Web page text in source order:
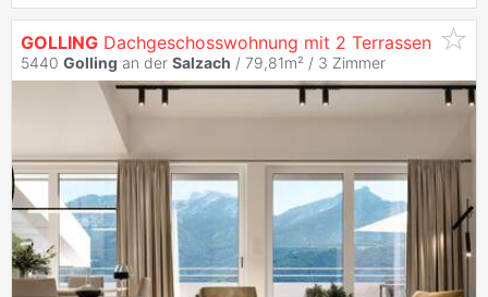
GOLLING Dachgeschosswohnung mit 2 Terrassen
5440 Golling an der Salzach / 79,81m² / 3 Zimmer